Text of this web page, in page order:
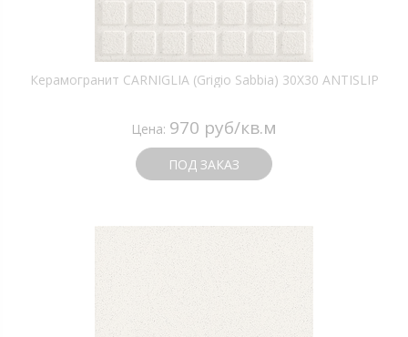
Керамогранит CARNIGLIA (Grigio Sabbia) 30X30 ANTISLIP
Цена: 970 руб/кв.м
ПОД ЗАКАЗ